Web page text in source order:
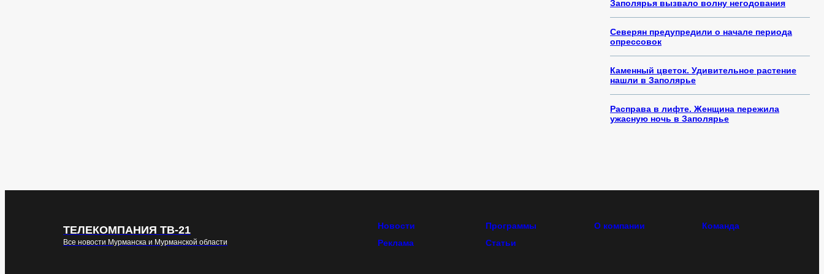
Заполярья вызвало волну негодования
Северян предупредили о начале периода
опрессовок
Каменный цветок. Удивительное растение
нашли в Заполярье
Расправа в лифте. Женщина пережила
ужасную ночь в Заполярье
ТЕЛЕКОМПАНИЯ ТВ-21
Все новости Мурманска и Мурманской области
Новости Программы О компании
Команда
Реклама
Статьи